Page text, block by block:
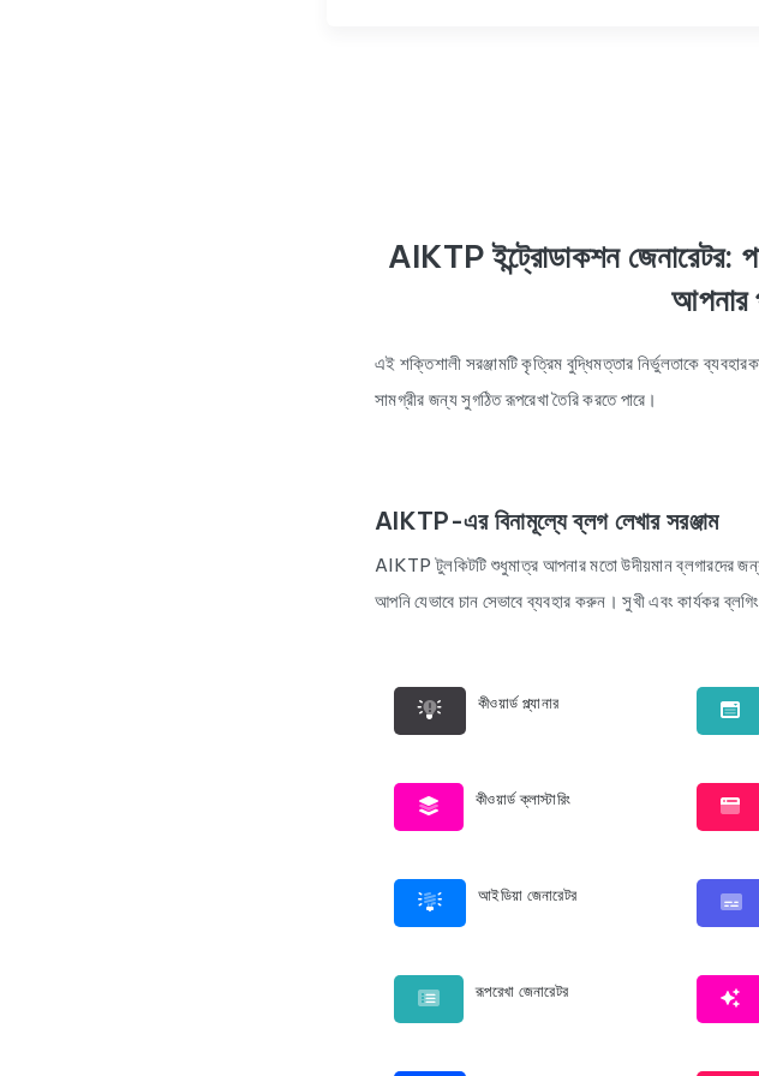
AIKTP ইন্ট্রোডাকশন জেনারেটর:
আপনার
এই শক্তিশালী সরঞ্জামটি কৃত্রিম বুদ্ধিমত্তার নির্ভুলতাকে
সামগ্রীর জন্য সুগঠিত রূপরেখা তৈরি করতে পারে।
AIKTP-এর বিনামূল্যে ব্লগ লেখার সরঞ্জাম
AIKTP টুলকিটটি শুধুমাত্র আপনার মতো উদীয়মান ব্লগারদের
আপনি যেভাবে চান সেভাবে ব্যবহার করুন। সুখী এবং কার্যকর
কীওয়ার্ড প্ল্যানার
কীওয়ার্ড ক্লাস্টারিং
আইডিয়া জেনারেটর
রূপরেখা জেনারেটর